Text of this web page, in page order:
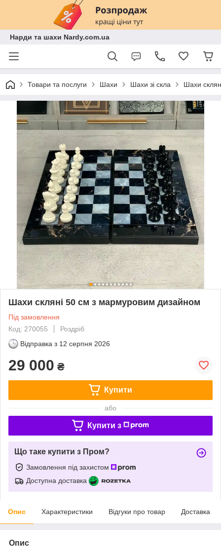
Нарди та шахи Nardy.com.ua
Товари та послуги Шахи Шахи зі скла Шахи
Шахи скляні 50 см з мармуровим дизайном
Під замовлення
Код: 270055
Роздріб
Відправка з 12 серпня 2026
29 000 ₴
Купити
або
Купити з
Що таке купити з Пром?
Замовлення під захистом
Доступна доставка
Опис Характеристики Відгуки про товар Доставка
Опис